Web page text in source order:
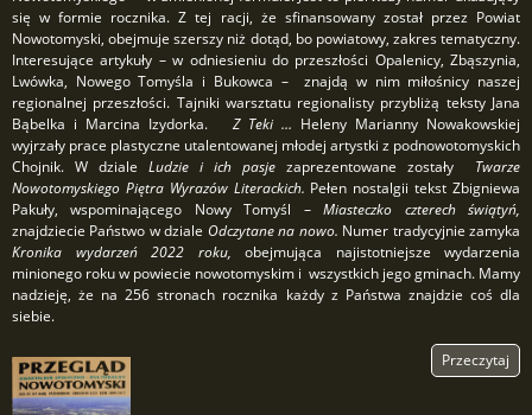
się w formie rocznika. Z tej racji, że sfinansowany został przez Powiat
Nowotomyski, obejmuje szerszy niż dotąd, bo powiatowy, zakres tematyczny.
Interesujące artykuły – w odniesieniu do przeszłości Opalenicy, Zbąszynia,
Lwówka, Nowego Tomyśla i Bukowca – znajdą w nim miłośnicy naszej
regionalnej przeszłości. Tajniki warsztatu regionalisty przybliżą teksty Jana
Bąbelka i Marcina Izydorka.
Z Teki … Heleny Marianny Nowakowskiej
wyjrzały prace plastyczne utalentowanej młodej artystki z podnowotomyskich
Chojnik. W dziale Ludzie i ich pasje zaprezentowane zostały Twarze
Nowotomyskiego Piętra Wyrazów Literackich. Pełen nostalgii tekst Zbigniewa
Pakuły, wspominającego Nowy Tomyśl –Miasteczko czterech świątyń,
znajdziecie Państwo w dziale Odczytane na nowo. Numer tradycyjnie zamyka
Kronika wydarzeń 2022 roku, obejmująca najistotniejsze wydarzenia
minionego roku w powiecie nowotomyskim i wszystkich jego gminach. Mamy
nadzieję, że na 256 stronach rocznika każdy z Państwa znajdzie coś dla
siebie.
Przeczytaj